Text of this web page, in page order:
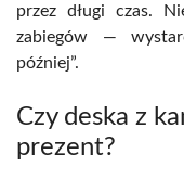
przez długi czas.
zabiegów —
później”.
Czy deska z
prezent?